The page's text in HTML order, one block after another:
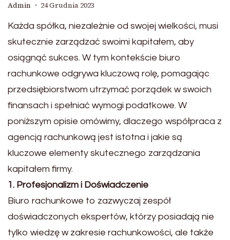
Admin 24 Grudnia 2023
Każda spółka, niezależnie od swojej wielkości, musi
skutecznie zarządzać swoimi kapitałem, aby
osiągnąć sukces. W tym kontekście biuro
rachunkowe odgrywa kluczową rolę, pomagając
przedsiębiorstwom utrzymać porządek w swoich
finansach i spełniać wymogi podatkowe. W
poniższym opisie omówimy, dlaczego współpraca z
agencją rachunkową jest istotna i jakie są
kluczowe elementy skutecznego zarządzania
kapitałem firmy.
1. Profesjonalizm i Doświadczenie
Biuro rachunkowe to zazwyczaj zespół
doświadczonych ekspertów, którzy posiadają nie
tylko wiedzę w zakresie rachunkowości, ale także